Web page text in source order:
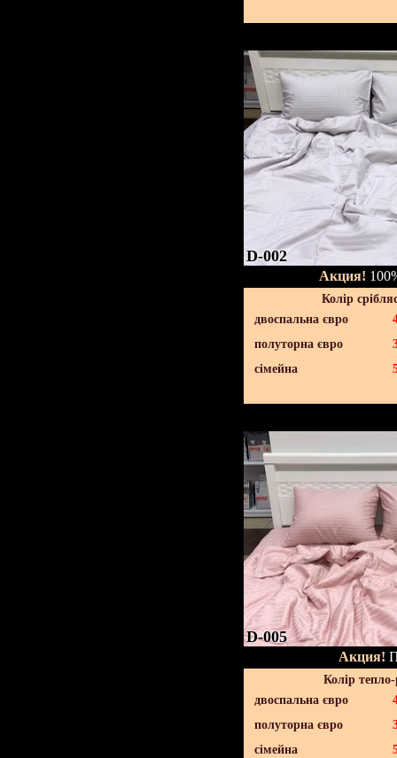
D-002
Акция!
Колір
двоспальна євро
полуторна євро
сімейна
D-005
Акция!
Колір
двоспальна євро
полуторна євро
сімейна